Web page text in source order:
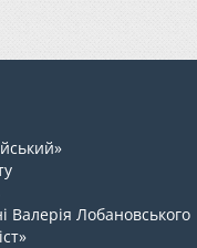
Валерія Лобановського